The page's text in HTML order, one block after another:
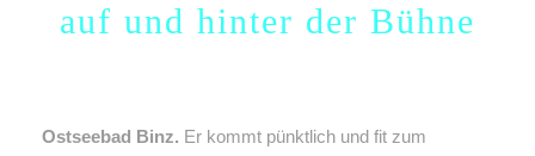
auf und hinter der Bühne
Ostseebad Binz. Er kommt pünktlich und fit zum